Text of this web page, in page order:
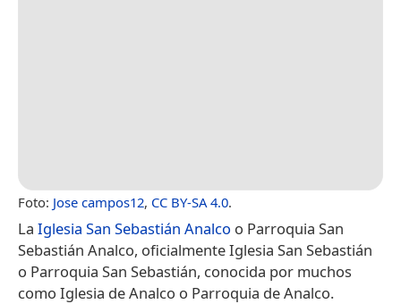
Foto: Jose campos12, CC BY-SA 4.0.
La Iglesia San Sebastián Analco o Parroquia San
Sebastián Analco, oficialmente Iglesia San Sebastián
o Parroquia San Sebastián, conocida por muchos
como Iglesia de Analco o Parroquia de Analco.